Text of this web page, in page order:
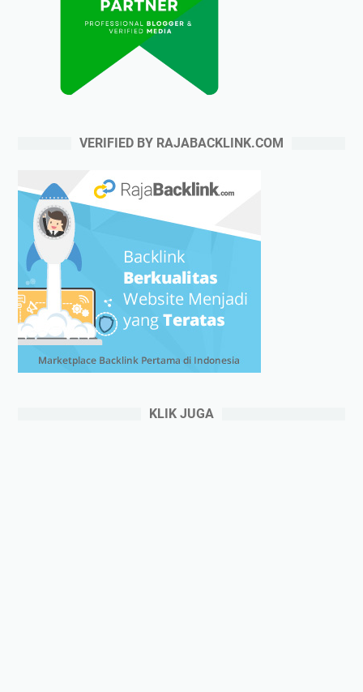
VERIFIED BY RAJABACKLINK.COM
KLIK JUGA